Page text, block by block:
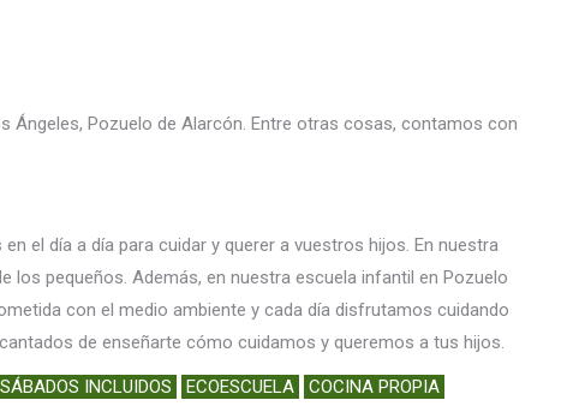
Ángeles, Pozuelo de Alarcón. Entre otras cosas, contamos con
el día a día para cuidar y querer a vuestros hijos. En nuestra
pequeños. Además, en nuestra escuela infantil en Pozuelo
con el medio ambiente y cada día disfrutamos cuidando
de enseñarte cómo cuidamos y queremos a tus hijos.
INCLUIDOS ECOESCUELA COCINA PROPIA